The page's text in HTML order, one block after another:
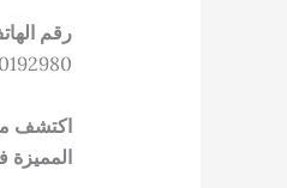
رقم
– 01012532715.
اكتشف
المميزة